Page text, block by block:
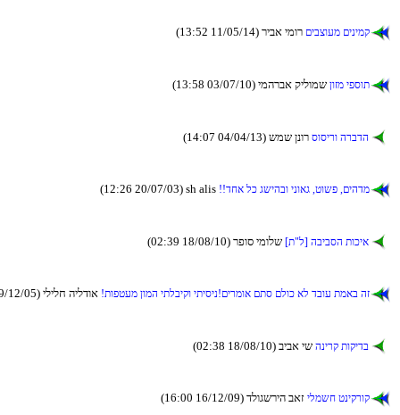
(13:52 11/05/14) ריבא ימור םיבצועמ םינימק
(13:58 03/07/10) ימהרבא קילומש ןוזמ יפסות
(14:07 04/04/13) שמש ןנור סוסירו הרבדה
(12:26 20/07/03) sh alis !!דחא לכ גשיהבו ינואג ,טושפ ,םיהדמ
(02:39 18/08/10) רפוס ימולש [ת"ל] הביבסה תוכיא
(13:24 19/12/05) !תופטעמ ןומה יתלביקו יתיסינ!םירמוא םתס םלוכ אל דבוע תמאב הז
(02:38 18/08/10) ביבא יש הנירק תוקידב
(16:00 16/12/09) דלוגשריה באז ילמשח טניקרוק